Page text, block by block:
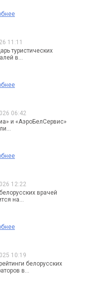
11:11
туристических
в...
06:42
и «АэроБелСервис»
12:22
врачей
на...
10:19
белорусских
в...